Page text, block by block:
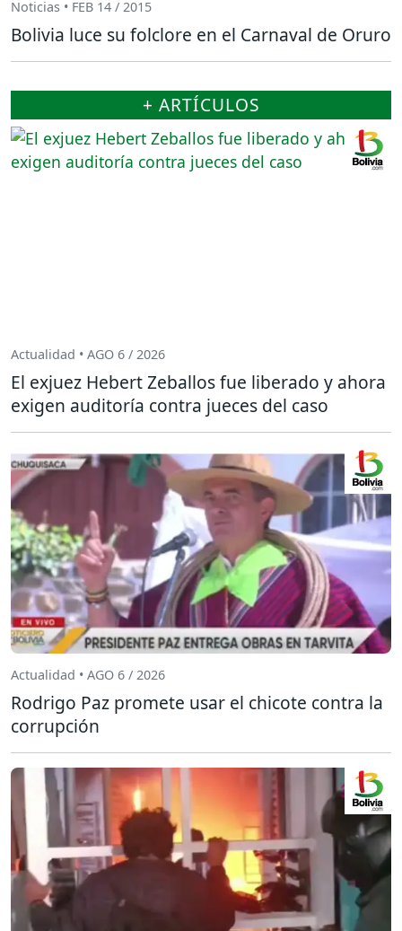
Noticias • FEB 14 / 2015
Bolivia luce su folclore en el Carnaval de Oruro
+ ARTÍCULOS
Actualidad • AGO 6 / 2026
El exjuez Hebert Zeballos fue liberado y ahora
exigen auditoría contra jueces del caso
Actualidad • AGO 6 / 2026
Rodrigo Paz promete usar el chicote contra la
corrupción